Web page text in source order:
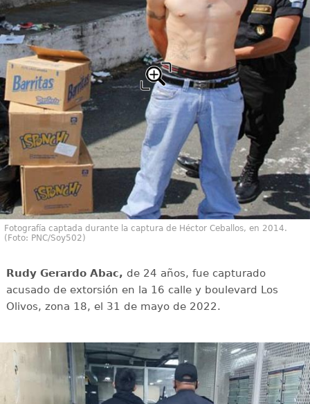
Fotografía captada durante la captura de Héctor Ceballos, en 2014.
(Foto: PNC/Soy502)
Rudy Gerardo Abac, de 24 años, fue capturado
acusado de extorsión en la 16 calle y boulevard Los
Olivos, zona 18, el 31 de mayo de 2022.